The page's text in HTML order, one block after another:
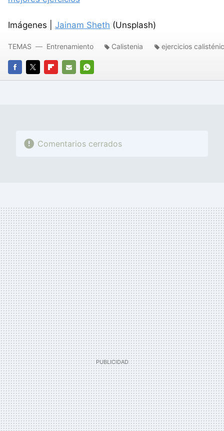
Imágenes | Jainam Sheth (Unsplash)
FACEBOOK
TWITTERFLIPBOARD
E-
WHATSAPP
TEMAS Entrenamiento Calistenia ejercicios
Comentarios cerrados